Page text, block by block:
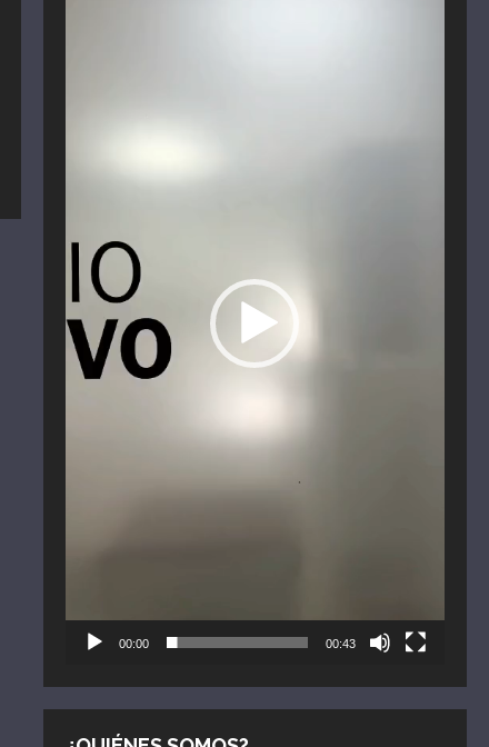
00:00 00:43